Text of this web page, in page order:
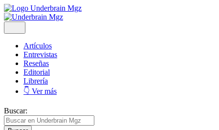
Artículos
Entrevistas
Reseñas
Editorial
Librería
👇 Ver más
Buscar: